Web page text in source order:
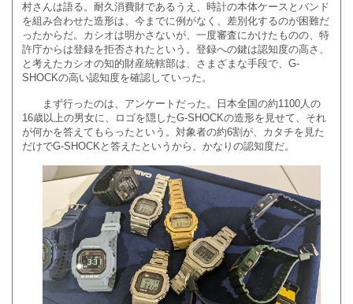
村さんは語る。耐久消費財であるうえ、時計の本体ケースとバンド
を組み合わせた造形は、今までに例がなく、差別化するのが困難だ
ったからだ。カシオは明かさないが、一度審査にかけたものの、特
許庁からは登録を拒否されたという。登録への鍵は認知度の高さ、
と考えたカシオの知的財産統轄部は、さまざまな手段で、G-
SHOCKの高い認知度を確認していった。
まず行ったのは、アンケートだった。日本全国の約1100人の
16歳以上の男女に、ロゴを隠したG-SHOCKの造形を見せて、それ
が何かを答えてもらったという。対象者の約6割が、カタチを見た
だけでG-SHOCKと答えたというから、かなりの認知度だ。